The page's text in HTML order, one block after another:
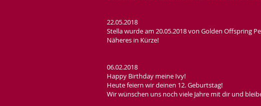
22.05.2018
Stella wurde am 20.05.2018 von Golden Offspring
Näheres in Kürze!
06.02.2018
Happy Birthday meine Ivy!
Heute feiern wir deinen 12. Geburtstag!
Wir wünschen uns noch viele Jahre mit dir und